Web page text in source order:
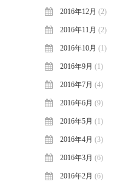
2016年12月 (2)
2016年11月 (2)
2016年10月 (1)
2016年9月 (1)
2016年7月 (4)
2016年6月 (9)
2016年5月 (1)
2016年4月 (3)
2016年3月 (6)
2016年2月 (6)